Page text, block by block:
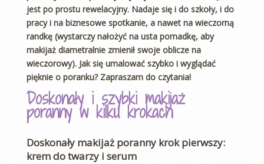
jest po prostu rewelacyjny. Nadaje się i do szkoły, i do
pracy i na biznesowe spotkanie, a nawet na wieczorną
randkę (wystarczy nałożyć na usta pomadkę, aby
makijaż diametralnie zmienił swoje oblicze na
wieczorowy). Jak się umalować szybko i wyglądać
pięknie o poranku? Zapraszam do czytania!
Doskonały i szybki makijaż
poranny w kilku krokach
Doskonały makijaż poranny krok pierwszy:
krem do twarzy i serum